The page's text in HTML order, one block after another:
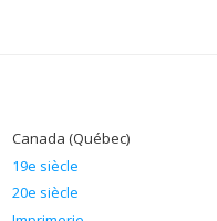
Canada (Québec)
19e siècle
20e siècle